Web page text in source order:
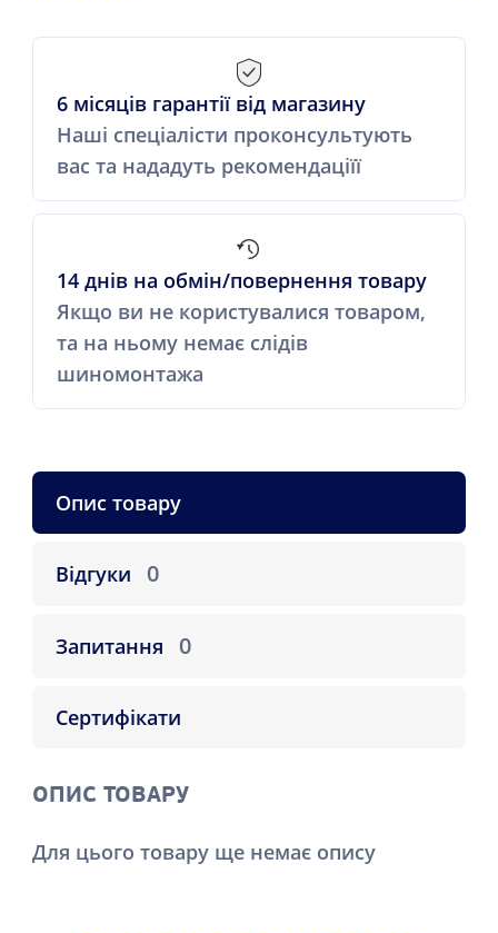
6 місяців гарантії від магазину
Наші спеціалісти проконсультують
вас та нададуть рекомендаціїї
14 днів на обмін/повернення товару
Якщо ви не користувалися товаром,
та на ньому немає слідів
шиномонтажа
Опис товару
Відгуки 0
Запитання 0
Сертифікати
ОПИС ТОВАРУ
Для цього товару ще немає опису